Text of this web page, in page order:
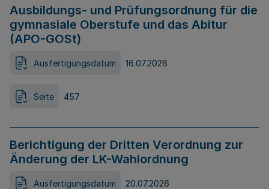
Ausbildungs- und Prüfungsordnung für die
gymnasiale Oberstufe und das Abitur
(APO-GOSt)
Ausfertigungsdatum 16.07.2026
Seite 457
Berichtigung der Dritten Verordnung zur
Änderung der LK-Wahlordnung
Ausfertigungsdatum 20.07.2026